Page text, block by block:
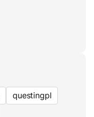
questingpl